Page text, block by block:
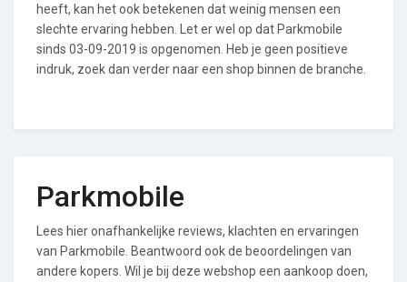
heeft, kan het ook betekenen dat weinig mensen een
slechte ervaring hebben. Let er wel op dat Parkmobile
sinds 03-09-2019 is opgenomen. Heb je geen positieve
indruk, zoek dan verder naar een shop binnen de branche.
Parkmobile
Lees hier onafhankelijke reviews, klachten en ervaringen
van Parkmobile. Beantwoord ook de beoordelingen van
andere kopers. Wil je bij deze webshop een aankoop doen,